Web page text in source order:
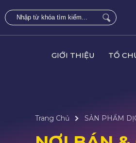
GIỚI THIỆU TỔ
Trang Chủ SẢN PHẨM